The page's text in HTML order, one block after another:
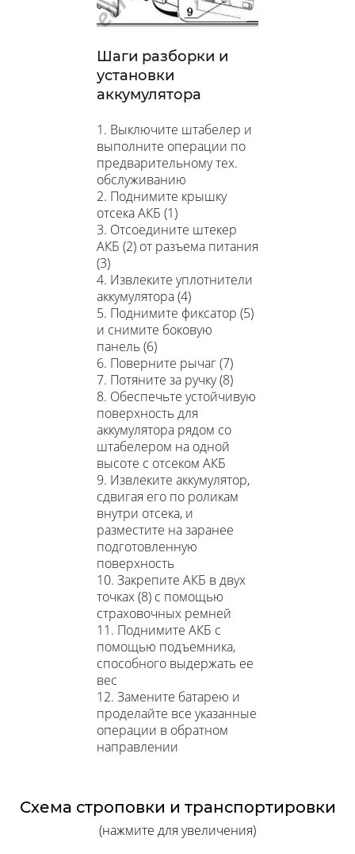
Шаги разборки и
установки
аккумулятора
1. Выключите штабелер и
выполните операции по
предварительному тех.
обслуживанию
2. Поднимите крышку
отсека АКБ (1)
3. Отсоедините штекер
АКБ (2) от разъема питания
(3)
4. Извлеките уплотнители
аккумулятора (4)
5. Поднимите фиксатор (5)
и снимите боковую
панель (6)
6. Поверните рычаг (7)
7. Потяните за ручку (8)
8. Обеспечьте устойчивую
поверхность для
аккумулятора рядом со
штабелером на одной
высоте с отсеком АКБ
9. Извлеките аккумулятор,
сдвигая его по роликам
внутри отсека, и
разместите на заранее
подготовленную
поверхность
10. Закрепите АКБ в двух
точках (8) с помощью
страховочных ремней
11. Поднимите АКБ с
помощью подъемника,
способного выдержать ее
вес
12. Замените батарею и
проделайте все указанные
операции в обратном
направлении
Схема строповки и транспортировки
(нажмите для увеличения)